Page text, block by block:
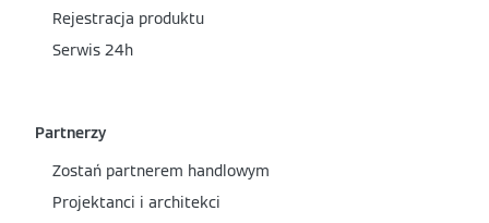
Rejestracja produktu
Serwis 24h
Partnerzy
Zostań partnerem handlowym
Projektanci i architekci